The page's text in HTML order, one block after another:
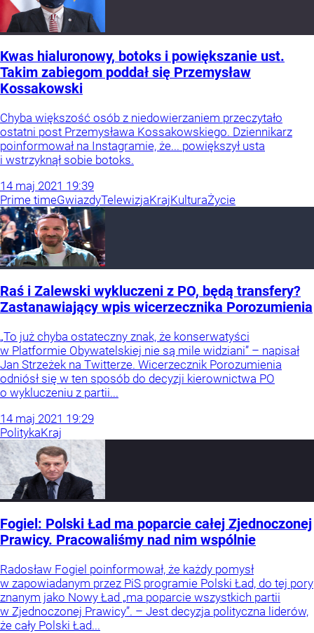
Kwas hialuronowy, botoks i powiększanie ust.
Takim zabiegom poddał się Przemysław
Kossakowski
Chyba większość osób z niedowierzaniem przeczytało
ostatni post Przemysława Kossakowskiego. Dziennikarz
poinformował na Instagramie, że... powiększył usta
i wstrzyknął sobie botoks.
14 maj 2021 19:39
Prime timeGwiazdyTelewizjaKrajKulturaŻycie
Raś i Zalewski wykluczeni z PO, będą transfery?
Zastanawiający wpis wicerzecznika Porozumienia
„To już chyba ostateczny znak, że konserwatyści
w Platformie Obywatelskiej nie są mile widziani” – napisał
Jan Strzeżek na Twitterze. Wicerzecznik Porozumienia
odniósł się w ten sposób do decyzji kierownictwa PO
o wykluczeniu z partii...
14 maj 2021 19:29
PolitykaKraj
Fogiel: Polski Ład ma poparcie całej Zjednoczonej
Prawicy. Pracowaliśmy nad nim wspólnie
Radosław Fogiel poinformował, że każdy pomysł
w zapowiadanym przez PiS programie Polski Ład, do tej pory
znanym jako Nowy Ład „ma poparcie wszystkich partii
w Zjednoczonej Prawicy”. – Jest decyzja polityczna liderów,
że cały Polski Ład...